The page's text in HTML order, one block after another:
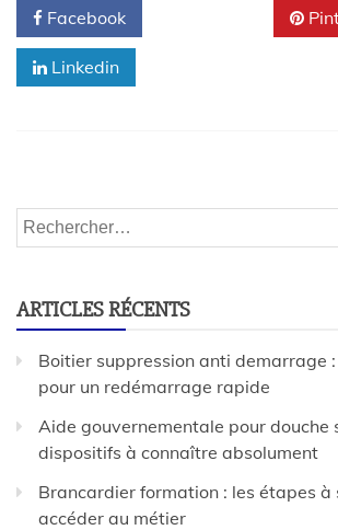
Facebook
Linkedin
ARTICLES RÉCENTS
Boitier suppression anti demarrage
pour un redémarrage rapide
Aide gouvernementale pour douche
dispositifs à connaître absolument
Brancardier formation : les étapes à
accéder au métier